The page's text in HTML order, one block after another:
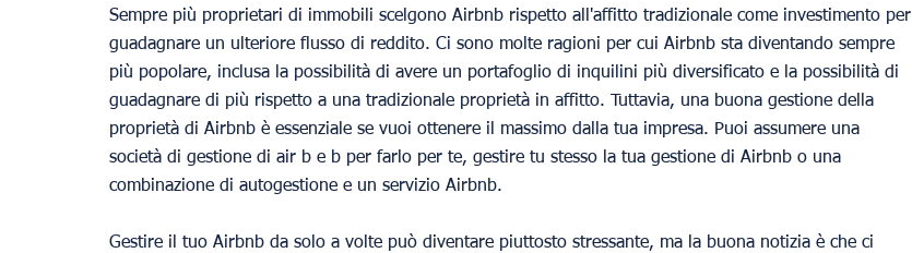
Sempre più proprietari di immobili scelgono Airbnb rispetto all'affitto tradizionale come investimento per
guadagnare un ulteriore flusso di reddito. Ci sono molte ragioni per cui Airbnb sta diventando sempre
più popolare, inclusa la possibilità di avere un portafoglio di inquilini più diversificato e la possibilità di
guadagnare di più rispetto a una tradizionale proprietà in affitto. Tuttavia, una buona gestione della
proprietà di Airbnb è essenziale se vuoi ottenere il massimo dalla tua impresa. Puoi assumere una
società di gestione di air b e b per farlo per te, gestire tu stesso la tua gestione di Airbnb o una
combinazione di autogestione e un servizio Airbnb.
Gestire il tuo Airbnb da solo a volte può diventare piuttosto stressante, ma la buona notizia è che ci